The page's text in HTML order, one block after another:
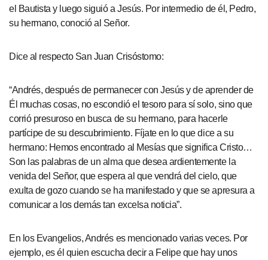
el Bautista y luego siguió a Jesús. Por intermedio de él, Pedro,
su hermano, conoció al Señor.
Dice al respecto San Juan Crisóstomo:
“Andrés, después de permanecer con Jesús y de aprender de
Él muchas cosas, no escondió el tesoro para sí solo, sino que
corrió presuroso en busca de su hermano, para hacerle
partícipe de su descubrimiento. Fíjate en lo que dice a su
hermano: Hemos encontrado al Mesías que significa Cristo…
Son las palabras de un alma que desea ardientemente la
venida del Señor, que espera al que vendrá del cielo, que
exulta de gozo cuando se ha manifestado y que se apresura a
comunicar a los demás tan excelsa noticia”.
En los Evangelios, Andrés es mencionado varias veces. Por
ejemplo, es él quien escucha decir a Felipe que hay unos